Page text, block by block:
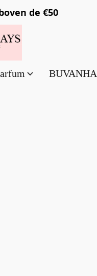
de €50
BUVANHA